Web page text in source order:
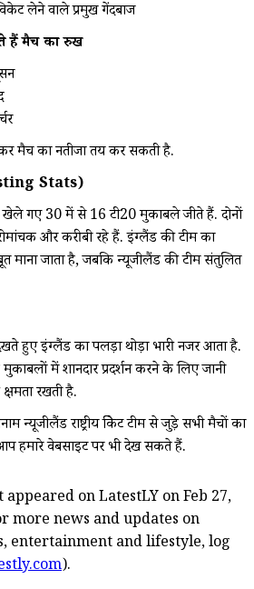
लेने वाले प्रमुख गेंदबाज
हैं मैच का रुख
मैच का नतीजा तय कर सकती है.
Stats)
गए 30 में से 16 टी20 मुकाबले जीते हैं. दोनों
और करीबी रहे हैं. इंग्लैंड की टीम का
माना जाता है, जबकि न्यूजीलैंड की टीम संतुलित
हुए इंग्लैंड का पलड़ा थोड़ा भारी नजर आता है.
में शानदार प्रदर्शन करने के लिए जानी
रखती है.
न्यूजीलैंड राष्ट्रीय क्रिकेट टीम से जुड़े सभी मैचों का
हमारे वेबसाइट पर भी देख सकते हैं.
on LatestLY on Feb 27,
more news and updates on
entertainment and lifestyle, log
).